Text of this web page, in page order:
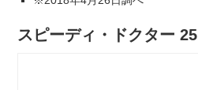
スピーディ・ドクター 25